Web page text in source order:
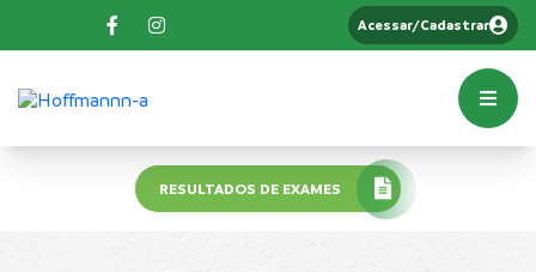
Acessar/Cadastrar
RESULTADOS DE EXAMES